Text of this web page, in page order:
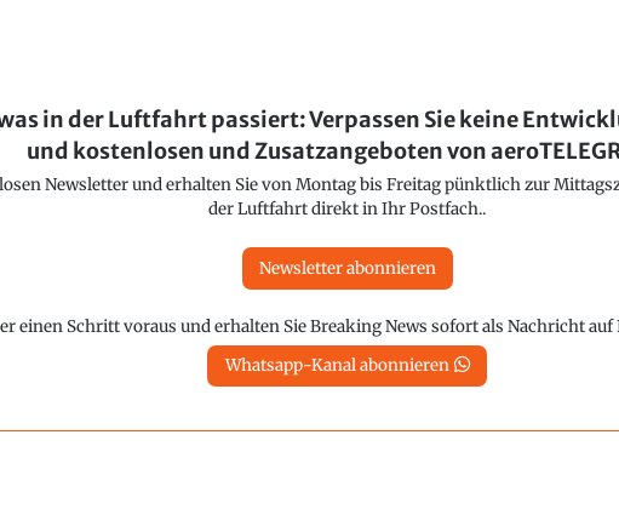
in der Luftfahrt passiert: Verpassen Sie keine
und kostenlosen und Zusatzangeboten von
Newsletter und erhalten Sie von Montag bis Freitag pünktlich zur
der Luftfahrt direkt in Ihr Postfach..
Newsletter abonnieren
einen Schritt voraus und erhalten Sie Breaking News sofort als Nachricht
Whatsapp-Kanal abonnieren